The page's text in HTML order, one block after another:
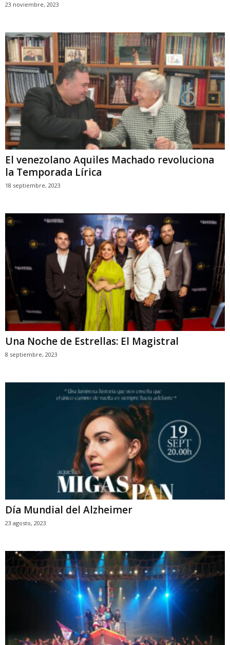
23 noviembre, 2023
El venezolano Aquiles Machado revoluciona
la Temporada Lírica
18 septiembre, 2023
Una Noche de Estrellas: El Magistral
8 septiembre, 2023
Día Mundial del Alzheimer
23 agosto, 2023